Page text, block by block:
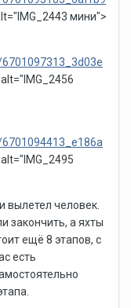
мини">
вылетел человек.
закончить, а яхты
ещё 8 этапов, с
есть